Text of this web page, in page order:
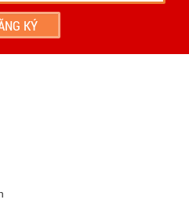
viên giao hàng
hàng cung cấp.
LƯỢNG